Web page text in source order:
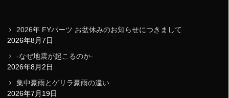
2026年 FYパーツ お盆休みのお知らせにつきまして
2026年8月7日
-なぜ地震が起こるのか-
2026年8月2日
集中豪雨とゲリラ豪雨の違い
2026年7月19日